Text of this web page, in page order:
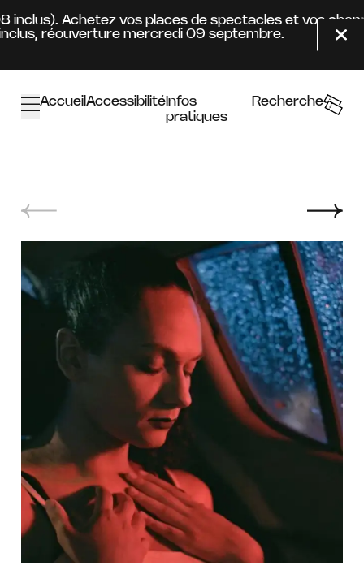
Achetez vos places de spectacles et vos
réouverture mercredi 09 septembre.
AccueilAccessibilitéInfos
pratiques
Recherche